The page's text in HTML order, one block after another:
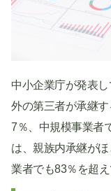
中小企業庁が発表
外の第三者が承継
7％、中規模事業者
は、親族内承継が
業者でも83％を超え